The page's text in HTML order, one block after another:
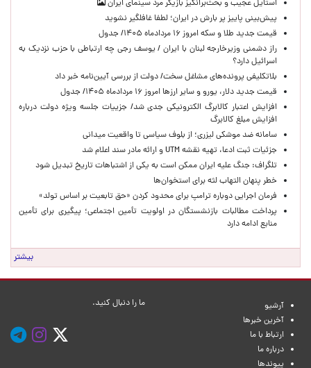
استایل عجیب و بحث‌برانگیز بازیگر مرد سینمای ایران
پیش‌بینی پاییز پر بارش در ایران؛ لطفا غافلگیر نشوید
قیمت جدید طلا و سکه امروز ۱۶ مردادماه ۱۴۰۵/ جدول
راز دشمنی وزیرخارجه لبنان با ایران / یوسف رجی چه ارتباطی با حزب نزدیک به
اسرائیل دارد؟
بلاتکلیفی پرونده‌های مشاغل سخت/ دولت از بررسی آیین‌نامه خبر داد
قیمت جدید دلار، یورو و سایر ارزها امروز ۱۶ مردادماه ۱۴۰۵/ جدول
افزایش اعتبار کالابرگ الکترونیکی جدی شد/ جزییات جلسه ویژه دولت درباره
افزایش مبلغ کالابرگ
سامانه ضد موشکی لیزری؛ از بلوف سیاسی تا واقعیت میدانی
جزئیات ثبت ادعا، تهیه نقشه UTM و ارائه مادر سند اعلام شد
تلگراف: جنگ علیه ایران ممکن است به یکی از اشتباهات تاریخ تبدیل شود
خطر پنهان التهاب لثه برای استخوان‌ها
فرمان اجرایی دوباره ترامپ برای محدود کردن «حق تابعیت بر اساس تولد»
پرداخت مطالبات بازنشستگان در اولویت تأمین اجتماعی؛ پیگیری برای تأمین
منابع ادامه دارد
بیشتر
آرشیو
آخرین خبرها
ارتباط با ما
درباره ما
پیوندها
ما را دنبال کنید.